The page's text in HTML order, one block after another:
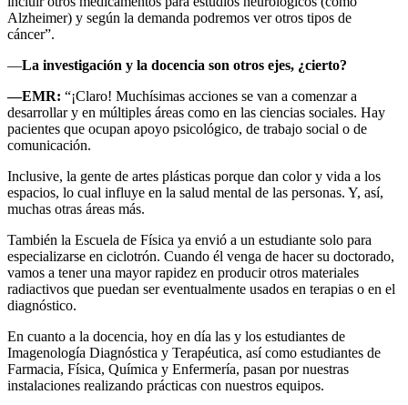
Alzheimer) y según la demanda podremos ver otros tipos de
cáncer”.
—La investigación y la docencia son otros ejes, ¿cierto?
—EMR: “¡Claro! Muchísimas acciones se van a comenzar a
desarrollar y en múltiples áreas como en las ciencias sociales. Hay
pacientes que ocupan apoyo psicológico, de trabajo social o de
comunicación.
Inclusive, la gente de artes plásticas porque dan color y vida a los
espacios, lo cual influye en la salud mental de las personas. Y, así,
muchas otras áreas más.
También la Escuela de Física ya envió a un estudiante solo para
especializarse en ciclotrón. Cuando él venga de hacer su doctorado,
vamos a tener una mayor rapidez en producir otros materiales
radiactivos que puedan ser eventualmente usados en terapias o en el
diagnóstico.
En cuanto a la docencia, hoy en día las y los estudiantes de
Imagenología Diagnóstica y Terapéutica, así como estudiantes de
Farmacia, Física, Química y Enfermería, pasan por nuestras
instalaciones realizando prácticas con nuestros equipos.